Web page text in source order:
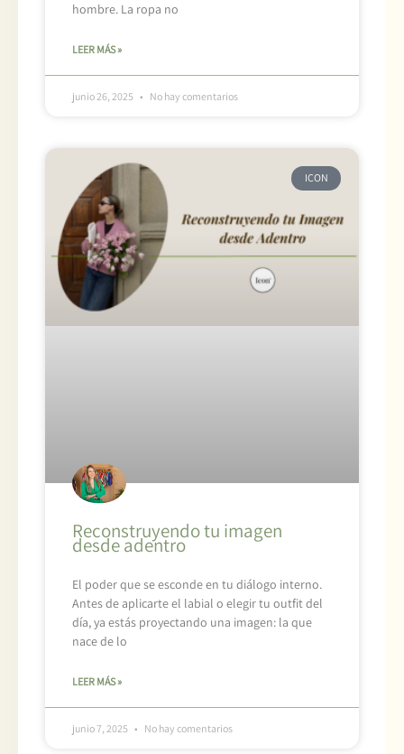
hombre. La ropa no
LEER MÁS »
junio 26, 2025 No hay comentarios
ICON
Reconstruyendo tu imagen
desde adentro
El poder que se esconde en tu diálogo interno.
Antes de aplicarte el labial o elegir tu outfit del
día, ya estás proyectando una imagen: la que
nace de lo
LEER MÁS »
junio 7, 2025 No hay comentarios